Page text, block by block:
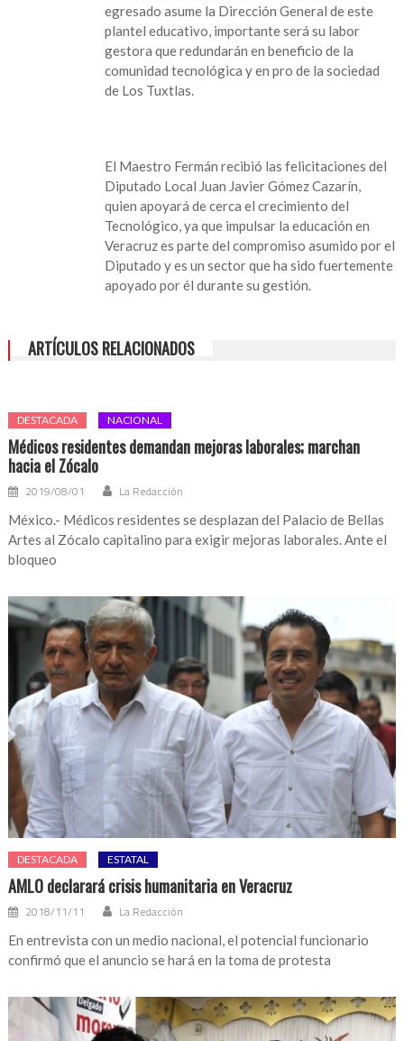
egresado asume la Dirección General de este
plantel educativo, importante será su labor
gestora que redundarán en beneficio de la
comunidad tecnológica y en pro de la sociedad
de Los Tuxtlas.
El Maestro Fermán recibió las felicitaciones del
Diputado Local Juan Javier Gómez Cazarín,
quien apoyará de cerca el crecimiento del
Tecnológico, ya que impulsar la educación en
Veracruz es parte del compromiso asumido por el
Diputado y es un sector que ha sido fuertemente
apoyado por él durante su gestión.
ARTÍCULOS RELACIONADOS
DESTACADA NACIONAL
Médicos residentes demandan mejoras laborales; marchan
hacia el Zócalo
2019/08/01 La Redacción
México.- Médicos residentes se desplazan del Palacio de Bellas
Artes al Zócalo capitalino para exigir mejoras laborales. Ante el
bloqueo
DESTACADA ESTATAL
AMLO declarará crisis humanitaria en Veracruz
2018/11/11 La Redacción
En entrevista con un medio nacional, el potencial funcionario
confirmó que el anuncio se hará en la toma de protesta